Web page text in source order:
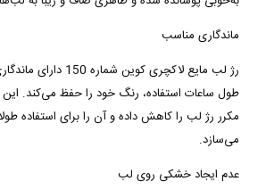
ماندگاری مناسب
رژ لب مایع لاکچری کوین
طول ساعات استفاده، رنگ خود را حفظ می‌کند. این
مکرر رژ لب را کاهش داده و آن را برای استفاده
می‌سازد.
عدم ایجاد خشکی روی لب